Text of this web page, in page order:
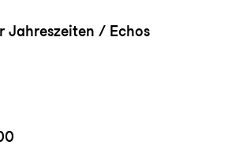
Jahreszeiten / Echos